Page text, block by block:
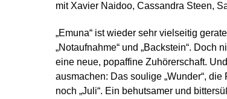
mit Xavier Naidoo, Cassandra Steen,
„Emuna“ ist wieder sehr vielseitig
„Notaufnahme“ und „Backstein“.
eine neue, popaffine Zuhörerschaft.
ausmachen: Das soulige „Wunder“,
noch „Juli“. Ein behutsamer und